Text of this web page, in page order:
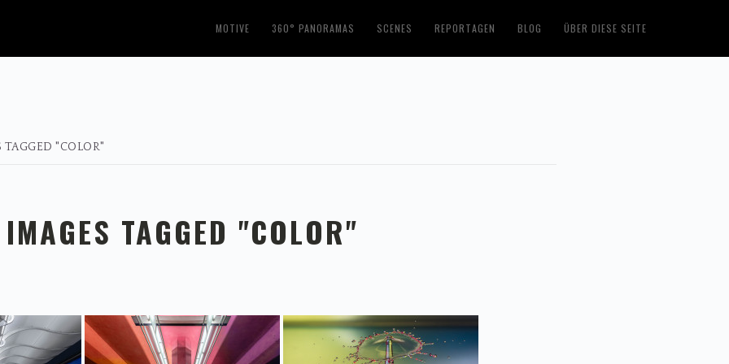
MOTIVE 360° PANORAMAS SCENES REPORTAGEN BLOG ÜBER DIESE SEITE
TAGGED "COLOR"
IMAGES TAGGED "COLOR"